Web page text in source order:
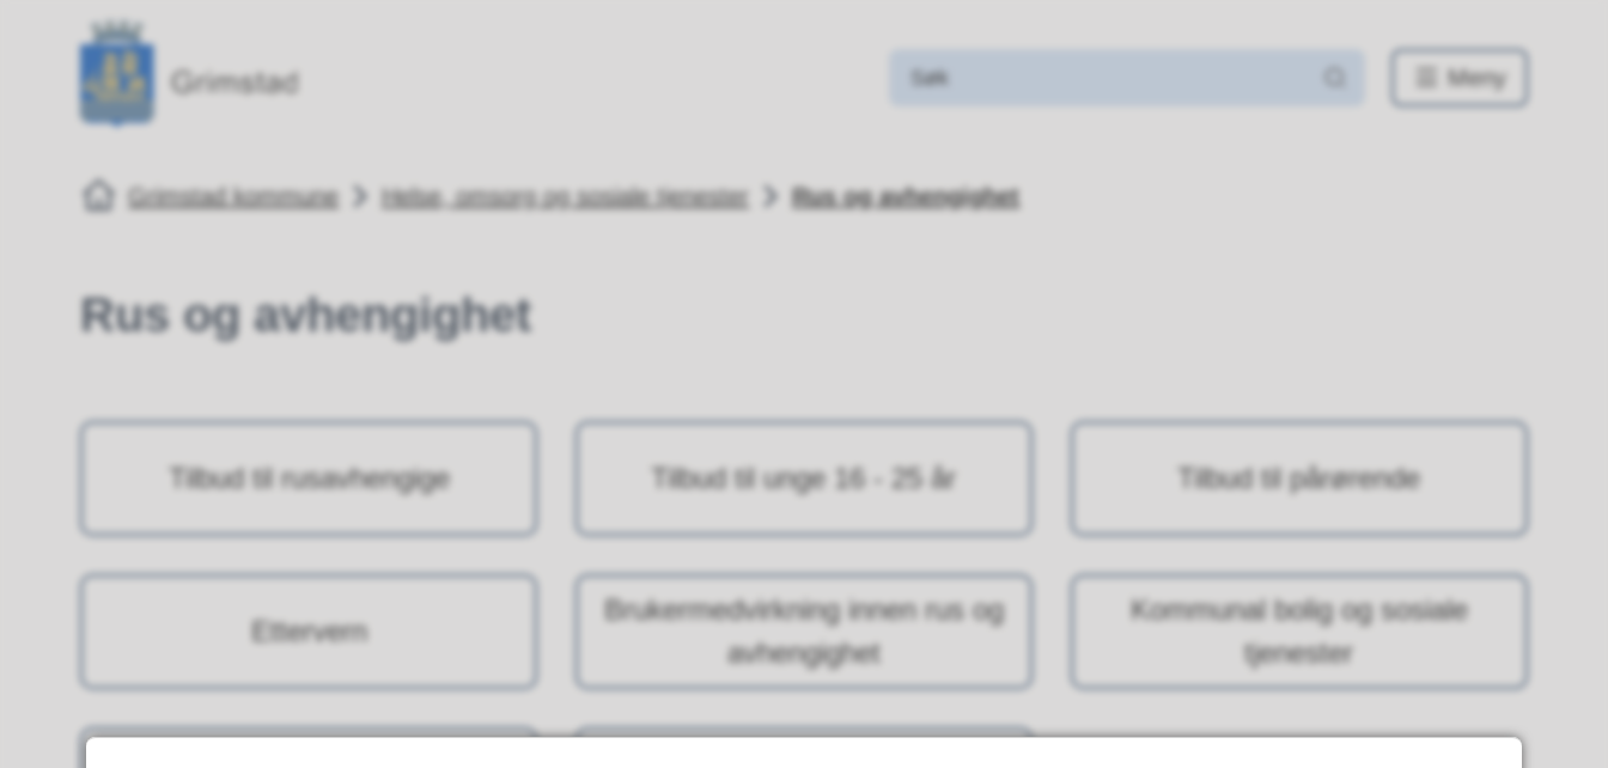
Grimstad kommune
Meny
Du er her:Grimstad kommune Helse, omsorg og sosiale tjenester Rus og avhengighet
Rus og avhengighet
Tilbud til rusavhengige Tilbud til unge 16 - 25 år Tilbud til pårørende
Ettervern
Brukermedvirkning innen rus og
avhengighet
Kommunal bolig og sosiale
tjenester